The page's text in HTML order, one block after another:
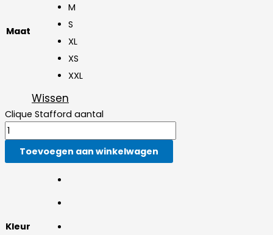
Maat
M
S
XL
XS
XXL
Wissen
Clique Stafford aantal
Toevoegen aan winkelwagen
Kleur